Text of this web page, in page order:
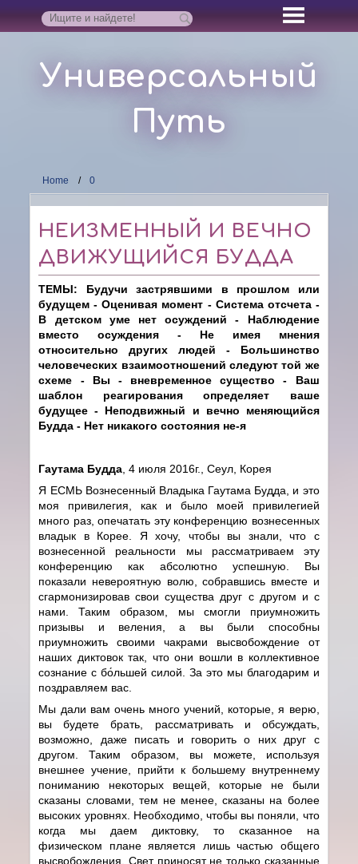
Универсальный
Путь
Home 0
НЕИЗМЕННЫЙ И ВЕЧНО
ДВИЖУЩИЙСЯ БУДДА
ТЕМЫ: Будучи застрявшими в прошлом или
будущем - Оценивая момент - Система отсчета -
В детском уме нет осуждений - Наблюдение
вместо осуждения - Не имея мнения
относительно других людей - Большинство
человеческих взаимоотношений следуют той же
схеме - Вы - вневременное существо - Ваш
шаблон реагирования определяет ваше
будущее - Неподвижный и вечно меняющийся
Будда - Нет никакого состояния не-я
Гаутама Будда , 4 июля 2016г., Сеул, Корея
Я ЕСМЬ Вознесенный Владыка Гаутама Будда, и это
моя привилегия, как и было моей привилегией
много раз, опечатать эту конференцию вознесенных
владык в Корее. Я хочу, чтобы вы знали, что с
вознесенной реальности мы рассматриваем эту
конференцию как абсолютно успешную. Вы
показали невероятную волю, собравшись вместе и
сгармонизировав свои существа друг с другом и с
нами. Таким образом, мы смогли приумножить
призывы и веления, а вы были способны
приумножить своими чакрами высвобождение от
наших диктовок так, что они вошли в коллективное
сознание с бо́льшей силой. За это мы благодарим и
поздравляем вас.
Мы дали вам очень много учений, которые, я верю,
вы будете брать, рассматривать и обсуждать,
возможно, даже писать и говорить о них друг с
другом. Таким образом, вы можете, используя
внешнее учение, прийти к большему внутреннему
пониманию некоторых вещей, которые не были
сказаны словами, тем не менее, сказаны на более
высоких уровнях. Необходимо, чтобы вы поняли, что
когда мы даем диктовку, то сказанное на
физическом плане является лишь частью общего
высвобождения. Свет приносят не только сказанные